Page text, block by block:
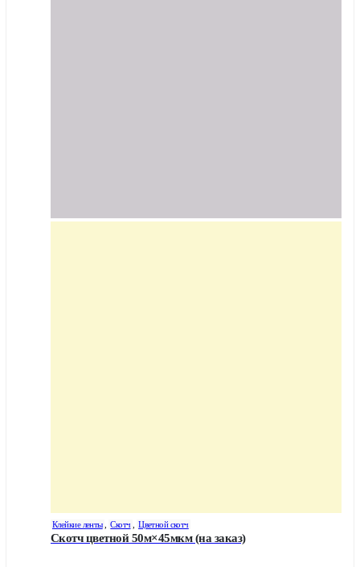
Клейкие ленты, Скотч , Цветной скотч
Скотч цветной 50м×45мкм (на заказ)